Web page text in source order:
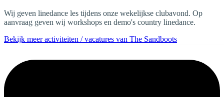
Wij geven linedance les tijdens onze wekelijkse clubavond. Op
aanvraag geven wij workshops en demo's country linedance.
Bekijk meer activiteiten / vacatures van The Sandboots